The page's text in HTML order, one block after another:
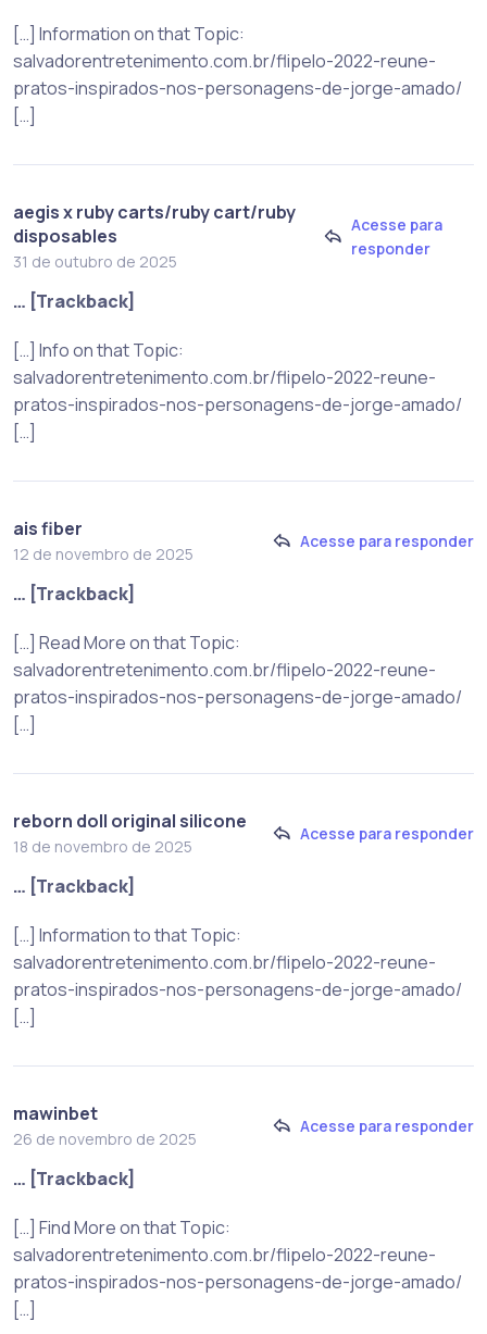
[…] Information on that Topic:
salvadorentretenimento.com.br/flipelo-2022-reune-
pratos-inspirados-nos-personagens-de-jorge-amado/
[…]
aegis x ruby carts/ruby cart/ruby
disposables
31 de outubro de 2025
Acesse para
responder
… [Trackback]
[…] Info on that Topic:
salvadorentretenimento.com.br/flipelo-2022-reune-
pratos-inspirados-nos-personagens-de-jorge-amado/
[…]
ais fiber
12 de novembro de 2025
Acesse para responder
… [Trackback]
[…] Read More on that Topic:
salvadorentretenimento.com.br/flipelo-2022-reune-
pratos-inspirados-nos-personagens-de-jorge-amado/
[…]
reborn doll original silicone
18 de novembro de 2025
Acesse para responder
… [Trackback]
[…] Information to that Topic:
salvadorentretenimento.com.br/flipelo-2022-reune-
pratos-inspirados-nos-personagens-de-jorge-amado/
[…]
mawinbet
26 de novembro de 2025
Acesse para responder
… [Trackback]
[…] Find More on that Topic:
salvadorentretenimento.com.br/flipelo-2022-reune-
pratos-inspirados-nos-personagens-de-jorge-amado/
[…]